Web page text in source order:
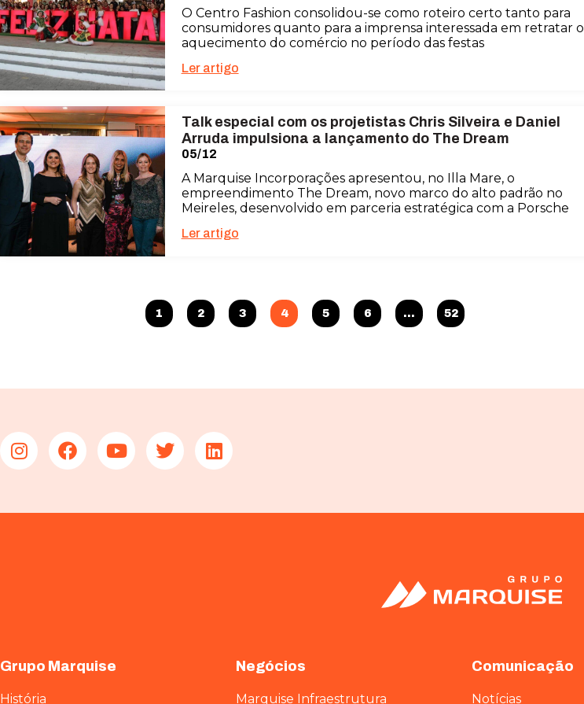
O Centro Fashion consolidou-se como roteiro certo tanto para
consumidores quanto para a imprensa interessada em retratar o
aquecimento do comércio no período das festas
Ler artigo
Talk especial com os projetistas Chris Silveira e Daniel
Arruda impulsiona a lançamento do The Dream
05/12
A Marquise Incorporações apresentou, no Illa Mare, o
empreendimento The Dream, novo marco do alto padrão no
Meireles, desenvolvido em parceria estratégica com a Porsche
Ler artigo
1 2 3 4 5 6 … 52
Grupo Marquise
História
Negócios
Marquise Infraestrutura
Comunicação
Notícias